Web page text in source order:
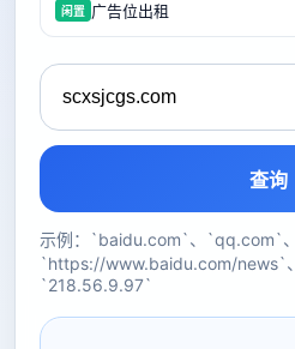
闲置 广告位出租
查询
示例：`baidu.com`、`qq.com`、
`https://www.baidu.com/news`
`218.56.9.97`